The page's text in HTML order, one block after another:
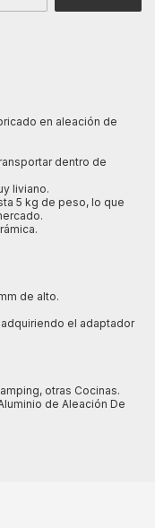
en aleación de
dentro de
liviano.
5 kg de peso, lo que
de alto.
el adaptador
otras Cocinas.
de Aleación De